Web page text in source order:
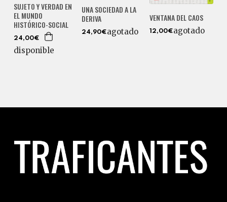
SUJETO Y VERDAD EN
EL MUNDO
HISTÓRICO-SOCIAL
24,00€
disponible
UNA SOCIEDAD A LA
DERIVA
24,90€agotado
VENTANA DEL CAOS
12,00€agotado